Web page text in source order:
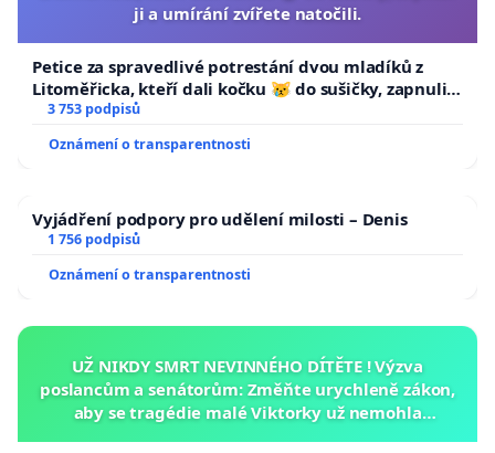
ji a umírání zvířete natočili.
Petice za spravedlivé potrestání dvou mladíků z
Litoměřicka, kteří dali kočku 😿 do sušičky, zapnuli ji
a umírání zvířete natočili.
3 753 podpisů
Oznámení o transparentnosti
Vyjádření podpory pro udělení milosti – Denis
1 756 podpisů
Oznámení o transparentnosti
UŽ NIKDY SMRT NEVINNÉHO DÍTĚTE ! Výzva
poslancům a senátorům: Změňte urychleně zákon,
aby se tragédie malé Viktorky už nemohla